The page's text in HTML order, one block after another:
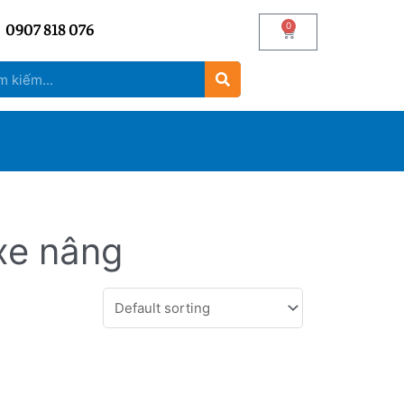
0907 818 076 0
nâng